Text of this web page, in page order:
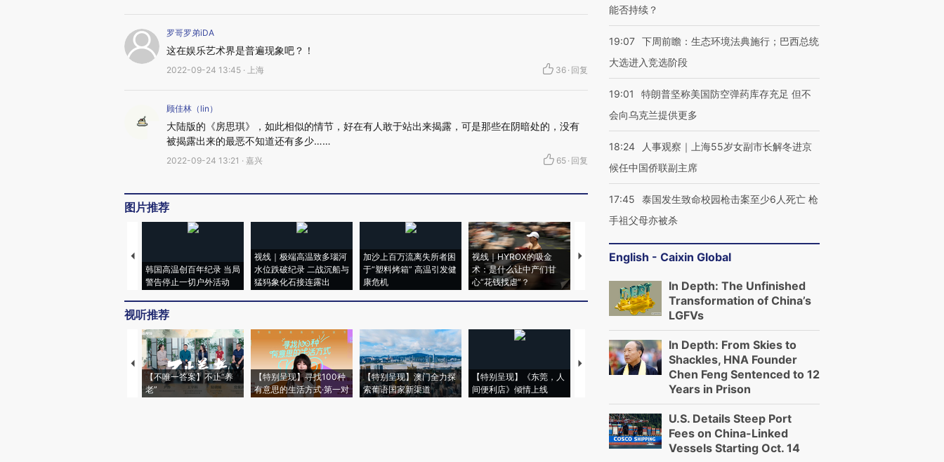
罗哥罗弟iDA
这在娱乐艺术界是普遍现象吧？！
2022-09-24 13:45 · 上海 36 · 回复
顾佳林（lin）
大陆版的《房思琪》，如此相似的情节，好在有人敢于站出来揭露，可是那些在阴暗处的，没有
被揭露出来的最恶不知道还有多少……
2022-09-24 13:21 · 嘉兴 65 · 回复
图片推荐
韩国高温创百年纪录 当局
警告停止一切户外活动
视线｜极端高温致多瑙河
水位跌破纪录 二战沉船与
猛犸象化石接连露出
加沙上百万流离失所者困
于“塑料烤箱” 高温引发健
康危机
视线｜HYROX的吸金
术：是什么让中产们甘
心“花钱找虐”？
马航飞行员跨国走私7万
视线｜被称为“蟑螂”的印
育部长拱下台
飞地休达
视听推荐
【不唯一答案】不止“养
老”
【特别呈现】寻找100种
有意思的生活方式·第一对
【特别呈现】澳门全力探
索葡语国家新渠道
【特别呈现】《东莞，人
间便利店》倾情上线
【推广】走进第四届链博
会，让数智科技“链”接产
【特别呈现】寻找100种
有意思的生活方式·第三对
CFO：不靠规模取胜，华
能否持续？
19:07 下周前瞻：生态环境法典施行；巴西总统
大选进入竞选阶段
19:01
特朗普坚称美国防空弹药库存充足 但不
会向乌克兰提供更多
18:24
人事观察｜上海55岁女副市长解冬进京
候任中国侨联副主席
17:45
泰国发生致命校园枪击案至少6人死亡 枪
手祖父母亦被杀
English - Caixin Global
In Depth: The Unfinished
Transformation of China’s
LGFVs
In Depth: From Skies to
Shackles, HNA Founder
Chen Feng Sentenced to 12
Years in Prison
U.S. Details Steep Port
Fees on China-Linked
Vessels Starting Oct. 14